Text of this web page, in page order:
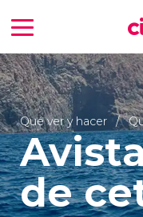
Qué ver y hacer
de